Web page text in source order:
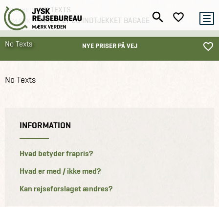
No Texts
VARIGHED NO TEXTS
BEMÆRK INKL. FLY OG INDTJEKKET BAGAGE
NYE PRISER PÅ VEJ
Grupperejser
No Texts
INFORMATION
Hvad betyder frapris?
Hvad er med / ikke med?
Kan rejseforslaget ændres?